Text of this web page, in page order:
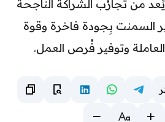
من تجارُب الشراكة الناجحة
السمنت بِجودة فاخرة وقوة
وتوفير فُرص العمل.